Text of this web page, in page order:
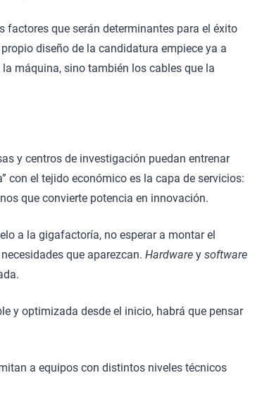
factores que serán determinantes para el éxito
diseño de la candidatura empiece ya a
máquina, sino también los cables que la
y centros de investigación puedan entrenar
con el tejido económico es la capa de servicios:
que convierte potencia en innovación.
a la gigafactoría, no esperar a montar el
que aparezcan. Hardware y software
y optimizada desde el inicio, habrá que pensar
a equipos con distintos niveles técnicos